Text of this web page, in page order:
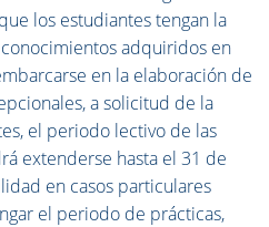
los estudiantes tengan la
adquiridos en
en la elaboración de
a solicitud de la
el periodo lectivo de las
extenderse hasta el 31 de
en casos particulares
el periodo de prácticas,